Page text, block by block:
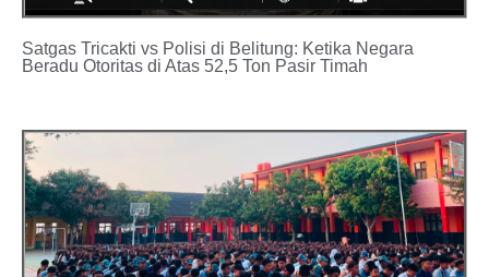
Satgas Tricakti vs Polisi di Belitung: Ketika Negara
Beradu Otoritas di Atas 52,5 Ton Pasir Timah